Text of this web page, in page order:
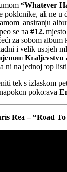
“Whatever
poklonike, ali ne u
lansiranju
se na #12.
za sobom album
i velik uspjeh
Kraljevstvu
ni na jednoj top
tek s izlaskom
napokon pokorava
Rea – “Road To